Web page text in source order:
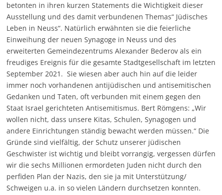
betonten in ihren kurzen Statements die Wichtigkeit dieser
Ausstellung und des damit verbundenen Themas“ Jüdisches
Leben in Neuss“. Natürlich erwähnten sie die feierliche
Einweihung der neuen Synagoge in Neuss und des
erweiterten Gemeindezentrums Alexander Bederov als ein
freudiges Ereignis für die gesamte Stadtgesellschaft im letzten
September 2021. Sie wiesen aber auch hin auf die leider
immer noch vorhandenen antijüdischen und antisemitischen
Gedanken und Taten, oft verbunden mit einem gegen den
Staat Israel gerichteten Antisemitismus. Bert Römgens: „Wir
wollen nicht, dass unsere Kitas, Schulen, Synagogen und
andere Einrichtungen ständig bewacht werden müssen.“ Die
Gründe sind vielfältig, der Schutz unserer jüdischen
Geschwister ist wichtig und bleibt vorrangig, vergessen dürfen
wir die sechs Millionen ermordeten Juden nicht durch den
perfiden Plan der Nazis, den sie ja mit Unterstützung/
Schweigen u.a. in so vielen Ländern durchsetzen konnten.